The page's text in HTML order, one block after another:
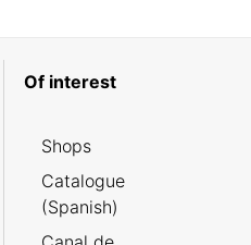
Of interest
Shops
Catalogue
(Spanish)